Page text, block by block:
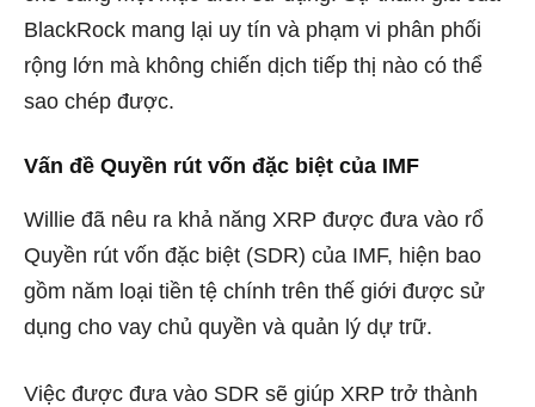
BlackRock mang lại uy tín và phạm vi phân phối
rộng lớn mà không chiến dịch tiếp thị nào có thể
sao chép được.
Vấn đề Quyền rút vốn đặc biệt của IMF
Willie đã nêu ra khả năng XRP được đưa vào rổ
Quyền rút vốn đặc biệt (SDR) của IMF, hiện bao
gồm năm loại tiền tệ chính trên thế giới được sử
dụng cho vay chủ quyền và quản lý dự trữ.
Việc được đưa vào SDR sẽ giúp XRP trở thành